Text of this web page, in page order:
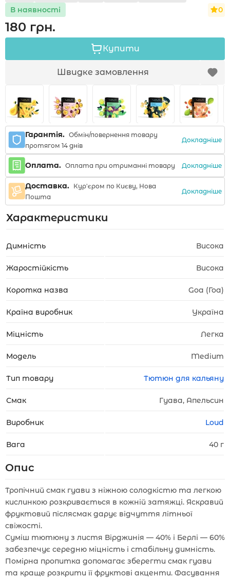
В наявності
0
180 грн.
Купити
Швидке замовлення
Гарантія. Обмін/повернення товару
протягом 14 днів
Докладніше
Оплата. Оплата при отриманні товару Докладніше
Доставка. Кур'єром по Києву, Нова
Пошта
Докладніше
Характеристики
Димність Висока
Жаростійкість Висока
Коротка назва Goa (Гоа)
Країна виробник Україна
Міцність Легка
Модель Medium
Тип товару Тютюн для кальяну
Смак Гуава, Апельсин
Виробник Loud
Вага 40 г
Опис
Тропічний смак гуави з ніжною солодкістю та легкою
кислинкою розкривається в кожній затяжці. Яскравий
фруктовий післясмак дарує відчуття літньої
свіжості.
Суміш тютюну з листя Вірджинія — 40% і Берлі — 60%
забезпечує середню міцність і стабільну димність.
Помірна пропитка допомагає зберегти смак гуави
та краще розкрити її фруктові акценти. Фасування